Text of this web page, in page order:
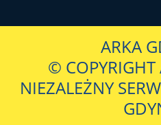
ARKA
© COPYRIGHT
NIEZALEŻNY